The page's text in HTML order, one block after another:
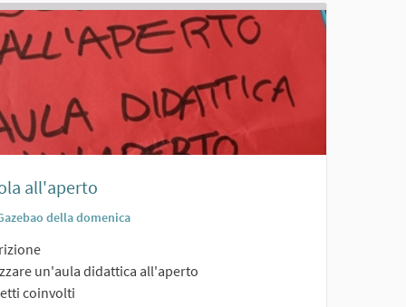
all'aperto
della domenica
un'aula didattica all'aperto
coinvolti